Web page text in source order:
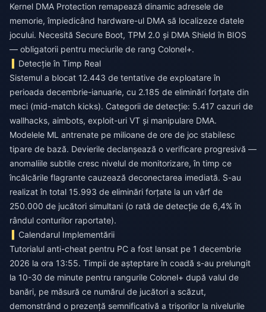
Kernel DMA Protection remapează dinamic adresele de
memorie, împiedicând hardware-ul DMA să localizeze datele
jocului. Necesită Secure Boot, TPM 2.0 și DMA Shield în BIOS
— obligatorii pentru meciurile de rang Colonel+.
Detecție în Timp Real
Sistemul a blocat 12.443 de tentative de exploatare în
perioada decembrie-ianuarie, cu 2.185 de eliminări forțate din
meci (mid-match kicks). Categorii de detecție: 5.417 cazuri de
wallhacks, aimbots, exploit-uri VT și manipulare DMA.
Modelele ML antrenate pe milioane de ore de joc stabilesc
tipare de bază. Devierile declanșează o verificare progresivă —
anomaliile subtile cresc nivelul de monitorizare, în timp ce
încălcările flagrante cauzează deconectarea imediată. S-au
realizat în total 15.993 de eliminări forțate la un vârf de
250.000 de jucători simultani (o rată de detecție de 6,4% în
rândul conturilor raportate).
Calendarul Implementării
Tutorialul anti-cheat pentru PC a fost lansat pe 1 decembrie
2026 la ora 13:55. Timpii de așteptare în coadă s-au prelungit
la 10-30 de minute pentru rangurile Colonel+ după valul de
banări, pe măsură ce numărul de jucători a scăzut,
demonstrând o prezență semnificativă a trișorilor la nivelurile